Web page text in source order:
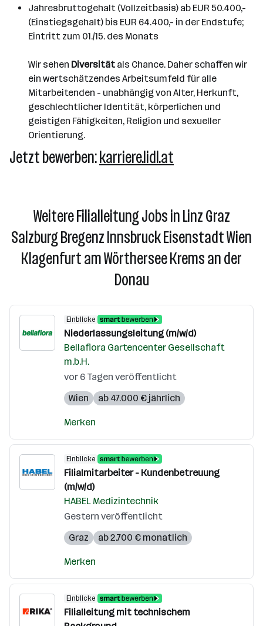
Jahresbruttogehalt (Vollzeitbasis) ab EUR 50.400,-
(Einstiegsgehalt) bis EUR 64.400,- in der Endstufe;
Eintritt zum 01./15. des Monats
Wir sehen Diversität als Chance. Daher schaffen wir
ein wertschätzendes Arbeitsumfeld für alle
Mitarbeitenden - unabhängig von Alter, Herkunft,
geschlechtlicher Identität, körperlichen und
geistigen Fähigkeiten, Religion und sexueller
Orientierung.
Jetzt bewerben:karriere.lidl.at
Weitere Filialleitung Jobs in Linz Graz
Salzburg Bregenz Innsbruck Eisenstadt Wien
Klagenfurt am Wörthersee Krems an der
Donau
Einblicke
Niederlassungsleitung (m/w/d)
Bellaflora Gartencenter Gesellschaft
m.b.H.
vor 6 Tagen veröffentlicht
Wien
ab 47.000 € jährlich
Merken
Einblicke
Filialmitarbeiter - Kundenbetreuung
(m/w/d)
HABEL Medizintechnik
Gestern veröffentlicht
Graz
ab 2.700 € monatlich
Merken
Einblicke
Filialleitung mit technischem